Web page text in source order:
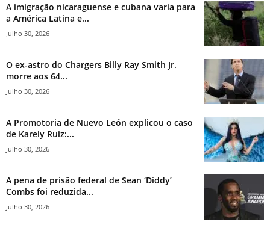
A imigração nicaraguense e cubana varia para
a América Latina e...
Julho 30, 2026
O ex-astro do Chargers Billy Ray Smith Jr.
morre aos 64...
Julho 30, 2026
A Promotoria de Nuevo León explicou o caso
de Karely Ruiz:...
Julho 30, 2026
A pena de prisão federal de Sean ‘Diddy’
Combs foi reduzida...
Julho 30, 2026